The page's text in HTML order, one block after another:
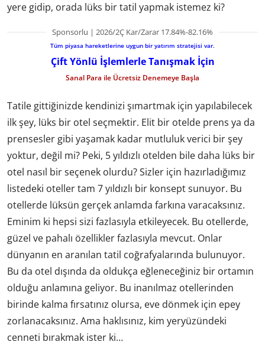
yere gidip, orada lüks bir tatil yapmak istemez ki?
Sponsorlu | 2026/2Ç Kar/Zarar 17.84%-82.16%
Tüm piyasa hareketlerine uygun bir yatırım stratejisi var.
Çift Yönlü İşlemlerle Tanışmak İçin
Sanal Para ile Ücretsiz Denemeye Başla
Tatile gittiğinizde kendinizi şımartmak için yapılabilecek
ilk şey, lüks bir otel seçmektir. Elit bir otelde prens ya da
prensesler gibi yaşamak kadar mutluluk verici bir şey
yoktur, değil mi? Peki, 5 yıldızlı otelden bile daha lüks bir
otel nasıl bir seçenek olurdu? Sizler için hazırladığımız
listedeki oteller tam 7 yıldızlı bir konsept sunuyor. Bu
otellerde lüksün gerçek anlamda farkına varacaksınız.
Eminim ki hepsi sizi fazlasıyla etkileyecek. Bu otellerde,
güzel ve pahalı özellikler fazlasıyla mevcut. Onlar
dünyanın en aranılan tatil coğrafyalarında bulunuyor.
Bu da otel dışında da oldukça eğleneceğiniz bir ortamın
olduğu anlamına geliyor. Bu inanılmaz otellerinden
birinde kalma fırsatınız olursa, eve dönmek için epey
zorlanacaksınız. Ama haklısınız, kim yeryüzündeki
cenneti bırakmak ister ki…